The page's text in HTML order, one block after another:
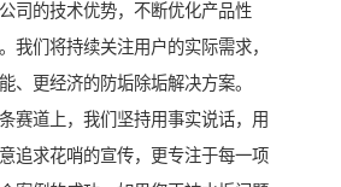
司的技术优势，不断优化产品性
我们将持续关注用户的实际需求，
、更经济的防垢除垢解决方案。
赛道上，我们坚持用事实说话，用
追求花哨的宣传，更专注于每一项